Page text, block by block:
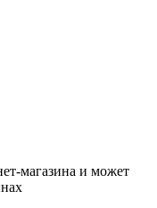
магазина и может